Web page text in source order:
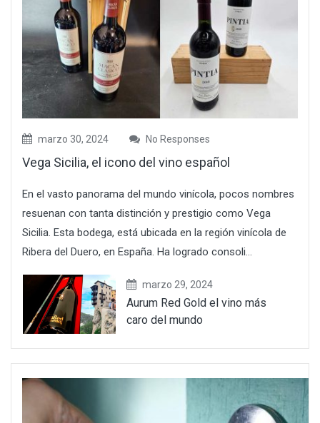
marzo 30, 2024 No Responses
Vega Sicilia, el icono del vino español
En el vasto panorama del mundo vinícola, pocos nombres
resuenan con tanta distinción y prestigio como Vega
Sicilia. Esta bodega, está ubicada en la región vinícola de
Ribera del Duero, en España. Ha logrado consoli...
marzo 29, 2024
Aurum Red Gold el vino más
caro del mundo